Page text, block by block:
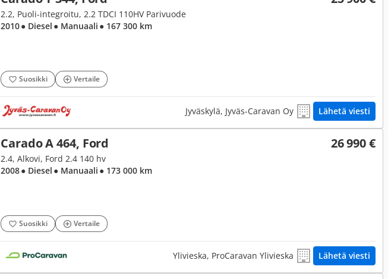
2.2, Puoli-integroitu, 2.2 TDCI 110HV Parivuode
2010● Diesel ● Manuaali ● 167 300 km
Suosikki Vertaile
Jyväskylä, Jyväs-Caravan Oy Lähetä viesti
Carado A 464, Ford 26 990 €
2.4, Alkovi, Ford 2.4 140 hv
2008● Diesel ● Manuaali ● 173 000 km
Suosikki Vertaile
Ylivieska, ProCaravan Ylivieska Lähetä viesti